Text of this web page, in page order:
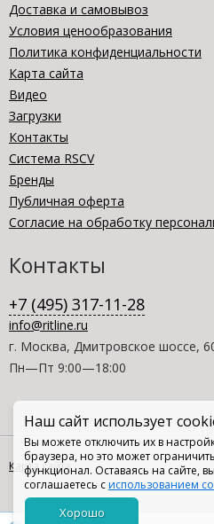
Наш сайт использует
Вы можете отключить их в
браузера, но это может ограничить
функционал. Оставаясь на сайте, вы
соглашаетесь сиспользованием
Хорошо
Доставка и самовывоз
Условия ценообразования
Политика конфиденциальности
Карта сайта
Видео
Загрузки
Контакты
Система RSCV
Бренды
Публичная оферта
Согласие на обработку
Контакты
+7 (495) 317-11-28
info@ritline.ru
г. Москва, Дмитровское шоссе,
Пн—Пт 9:00—18:00
Карта сайта